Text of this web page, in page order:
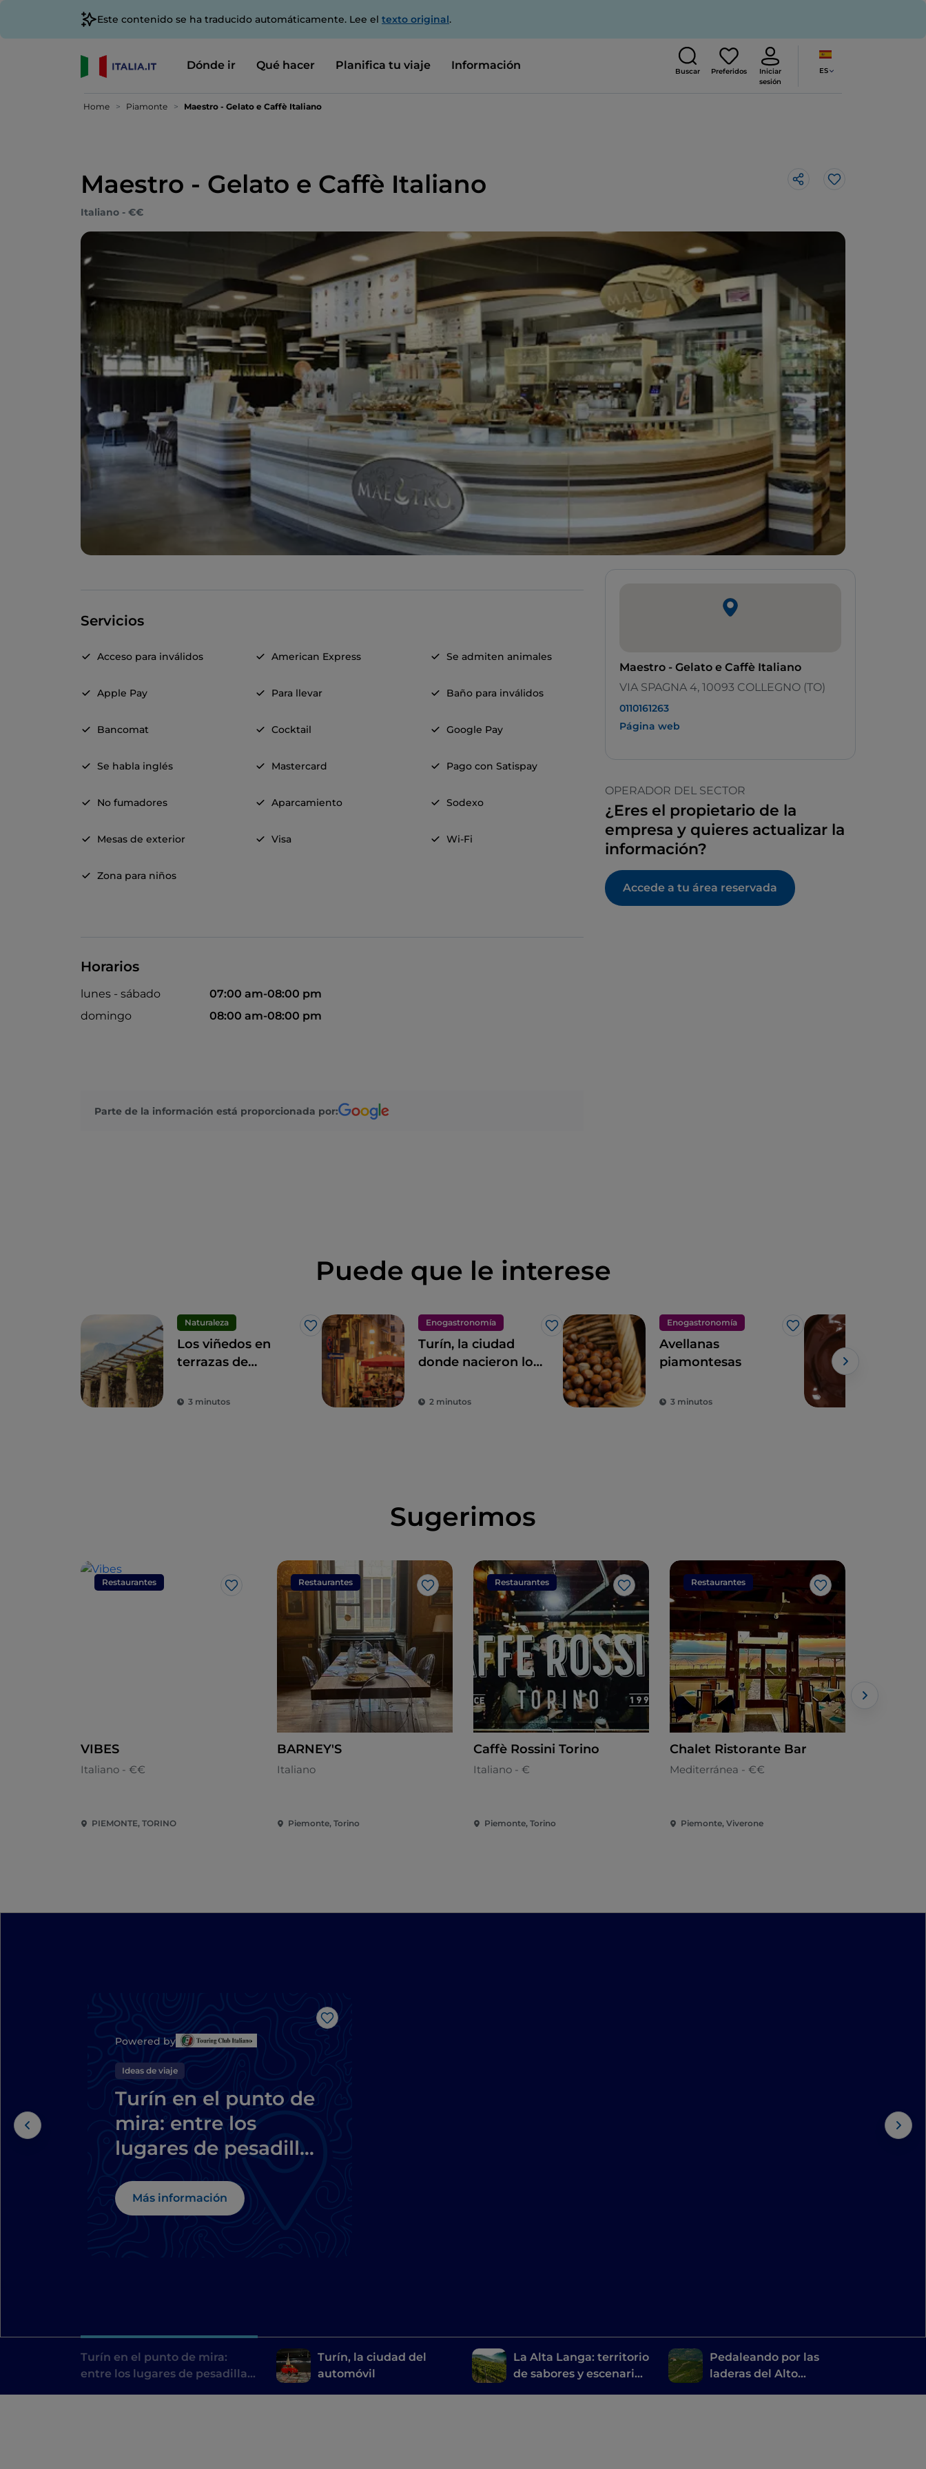
Este contenido se ha traducido automáticamente. Lee el texto original.
Dónde ir Qué hacer Planifica tu viaje Información Buscar Preferidos
Iniciar
sesión
ES
Home Piamonte Maestro - Gelato e Caffè Italiano
Maestro - Gelato e Caffè Italiano Me gusta
Italiano - €€
Servicios
Acceso para inválidos American Express Se admiten animales
Apple Pay Para llevar Baño para inválidos
Bancomat Cocktail Google Pay
Se habla inglés Mastercard Pago con Satispay
No fumadores Aparcamiento Sodexo
Mesas de exterior Visa Wi-Fi
Zona para niños
Horarios
lunes - sábado
07:00 am-08:00 pm
domingo
08:00 am-08:00 pm
Parte de la información está proporcionada por:
Maestro - Gelato e Caffè Italiano
VIA SPAGNA 4, 10093 COLLEGNO (TO)
0110161263
Página web
OPERADOR DEL SECTOR
¿Eres el propietario de la
empresa y quieres actualizar la
información?
Accede a tu área reservada
Puede que le interese
Naturaleza
Me gusta
Los viñedos en
terrazas de
único y un vino
3 minutos
Enogastronomía
Me gusta
Turín, la ciudad
donde nacieron los
aperitivos y los
2 minutos
Enogastronomía
Me gusta
Avellanas
piamontesas
3 minutos
Sugerimos
Restaurantes
Me gusta
VIBES
Italiano - €€
PIEMONTE, TORINO
Restaurantes
Me gusta
BARNEY'S
Italiano
Piemonte, Torino
Restaurantes
Me gusta
Caffè Rossini Torino
Italiano - €
Piemonte, Torino
Restaurantes
Me gusta
Chalet Ristorante Bar
Mediterránea - €€
Piemonte, Viverone
Me gusta
Powered by
Ideas de viaje
Turín en el punto de
mira: entre los
lugares de pesadilla
Más información
Turín en el punto de mira:
entre los lugares de pesadilla
Turín, la ciudad del
automóvil
La Alta Langa: territorio
de sabores y escenarios
Pedaleando por las
laderas del Alto